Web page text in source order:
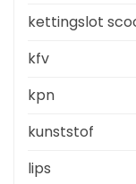
kettingslot
kfv
kpn
kunststof
lips